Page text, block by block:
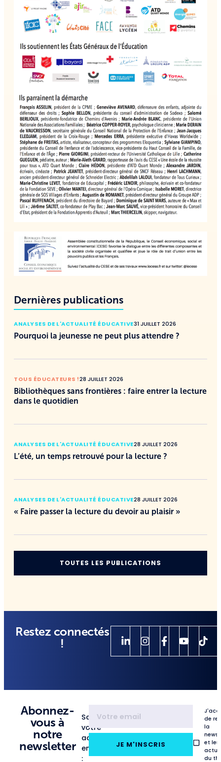
Dernières publications
ANALYSES DE L'ACTUALITÉ ÉDUCATIVE31 JUILLET 2026
Pourquoi la jeunesse ne peut plus attendre ?
TOUS ÉDUCATEURS !28 JUILLET 2026
Bibliothèques sans frontières : faire entrer la lecture
dans le quotidien
ANALYSES DE L'ACTUALITÉ ÉDUCATIVE28 JUILLET 2026
L’été, un temps retrouvé pour la lecture ?
ANALYSES DE L'ACTUALITÉ ÉDUCATIVE28 JUILLET 2026
« Faire passer la lecture du devoir au plaisir »
TOUTES LES PUBLICATIONS
Restez connectés
!
Abonnez-
vous à
notre
newsletter
Saisissez
votre
adresse
email
:
JE M'INSCRIS
de
la
et les
du